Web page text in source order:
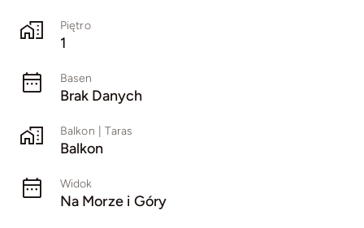
Piętro
1
Basen
Brak Danych
Balkon | Taras
Balkon
Widok
Na Morze i Góry